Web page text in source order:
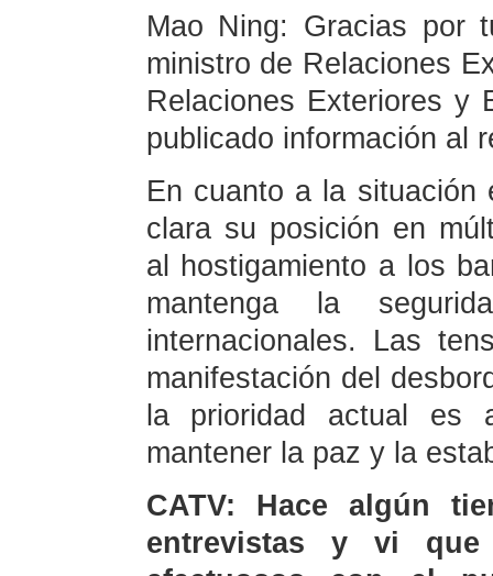
Mao Ning: Gracias por
ministro de Relaciones
Relaciones Exteriores y
publicado información al
En cuanto a la situación
clara su posición en
al hostigamiento a los
mantenga la
internacionales. Las
manifestación del
la prioridad actual es
mantener la paz y la
CATV: Hace algún
entrevistas y vi